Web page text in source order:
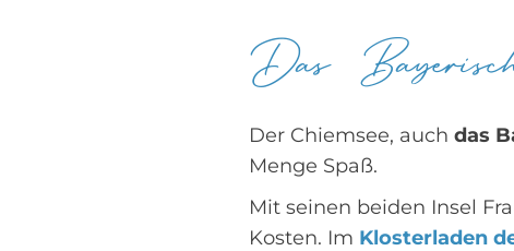
Das
Der Chiemsee, auch das
Menge Spaß.
Mit seinen beiden Insel
Kosten. Im Klosterladen